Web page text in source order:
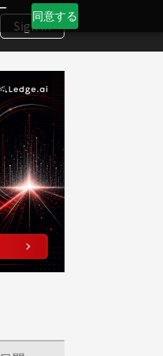
同意する
Sign In